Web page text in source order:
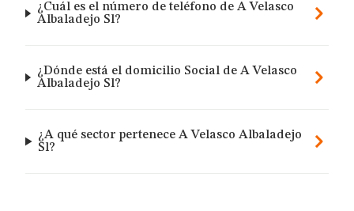
¿Cuál es el número de teléfono de A Velasco
Albaladejo Sl?
¿Dónde está el domicilio Social de A Velasco
Albaladejo Sl?
¿A qué sector pertenece A Velasco Albaladejo
Sl?